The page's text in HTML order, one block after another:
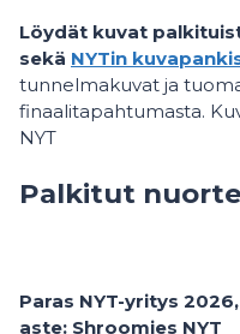
Löydät kuvat
sekä NYTin
tunnelmakuvat ja
finaalitapahtumasta.
NYT
Palkitut
Paras NYT-yritys
aste: Shroomies NYT